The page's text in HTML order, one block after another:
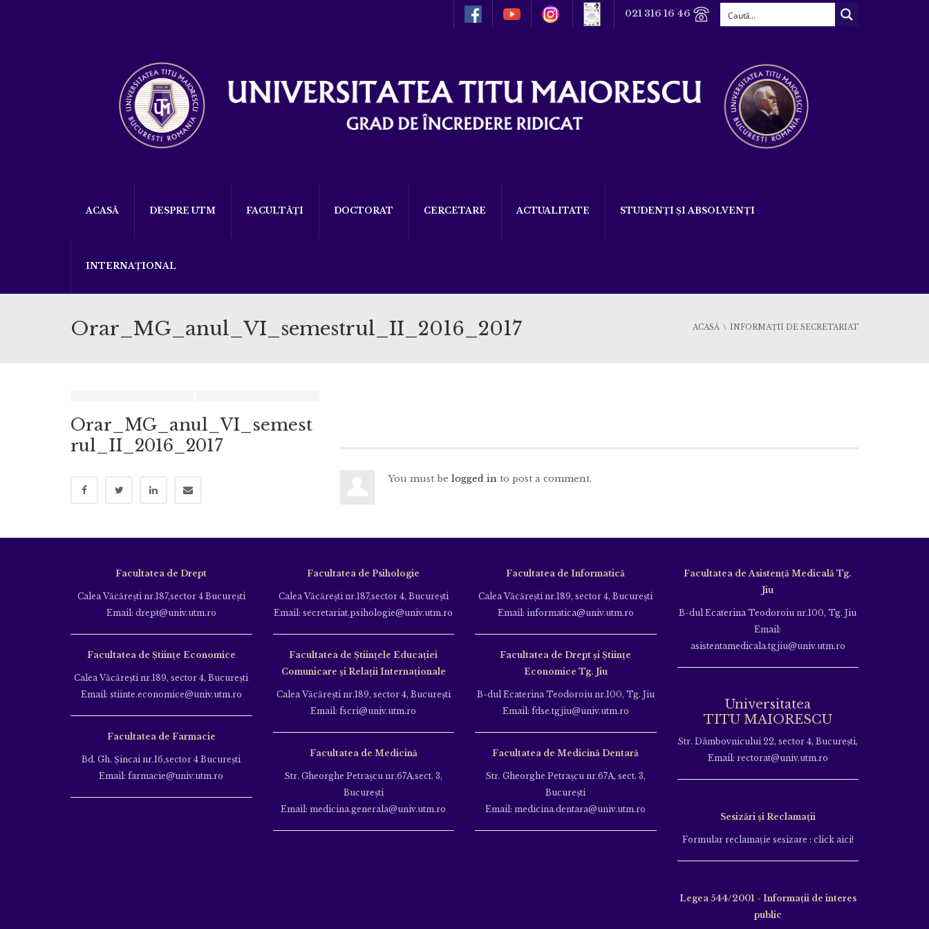
021 316 16 46
ACASĂ DESPRE UTM FACULTĂȚI DOCTORAT CERCETARE ACTUALITATE STUDENȚI ȘI ABSOLVENȚI
INTERNAȚIONAL
Orar_MG_anul_VI_semestrul_II_2016_2017 ACASĂ INFORMAŢII DE SECRETARIAT
You must be logged in to post a comment.
Orar_MG_anul_VI_semest
rul_II_2016_2017
Facultatea de Drept
Calea Văcăreşti nr.187,sector 4 Bucureşti
Email: drept@univ.utm.ro
Facultatea de Științe Economice
Calea Văcăreşti nr.189, sector 4, Bucureşti
Email: stiinte.economice@univ.utm.ro
Facultatea de Farmacie
Bd. Gh. Şincai nr.16,sector 4 Bucureşti
Email: farmacie@univ.utm.ro
Facultatea de Psihologie
Calea Văcăreşti nr.187,sector 4, Bucureşti
Email: secretariat.psihologie@univ.utm.ro
Facultatea de Ştiinţele Educației
Comunicare și Relații Internaționale
Calea Văcăreşti nr.189, sector 4, Bucureşti
Email: fscri@univ.utm.ro
Facultatea de Medicină
Str. Gheorghe Petraşcu nr.67A,sect. 3,
Bucureşti
Email: medicina.generala@univ.utm.ro
Facultatea de Informatică
Calea Văcăreşti nr.189, sector 4, Bucureşti
Email: informatica@univ.utm.ro
Facultatea de Drept și Științe
Economice Tg. Jiu
B-dul Ecaterina Teodoroiu nr.100, Tg. Jiu
Email: fdse.tgjiu@univ.utm.ro
Facultatea de Medicină Dentară
Str. Gheorghe Petraşcu nr.67A, sect. 3,
Bucureşti
Email: medicina.dentara@univ.utm.ro
Facultatea de Asistență Medicală Tg.
Jiu
B-dul Ecaterina Teodoroiu nr.100, Tg. Jiu
Email:
asistentamedicala.tgjiu@univ.utm.ro
Universitatea
TITU MAIORESCU
Str. Dâmbovnicului 22, sector 4, București,
Email: rectorat@univ.utm.ro
Sesizări și Reclamații
Formular reclamație sesizare : click aici!
Legea 544/2001 - Informații de interes
public